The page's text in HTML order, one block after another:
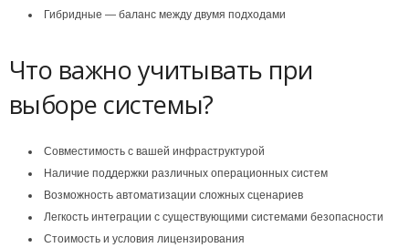
Гибридные — баланс между двумя подходами
Что важно учитывать при
выборе системы?
Совместимость с вашей инфраструктурой
Наличие поддержки различных операционных систем
Возможность автоматизации сложных сценариев
Легкость интеграции с существующими системами безопасности
Стоимость и условия лицензирования